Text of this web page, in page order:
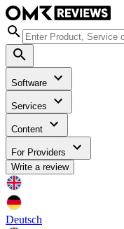
Software
Services
Content
For Providers
Write a review
Deutsch